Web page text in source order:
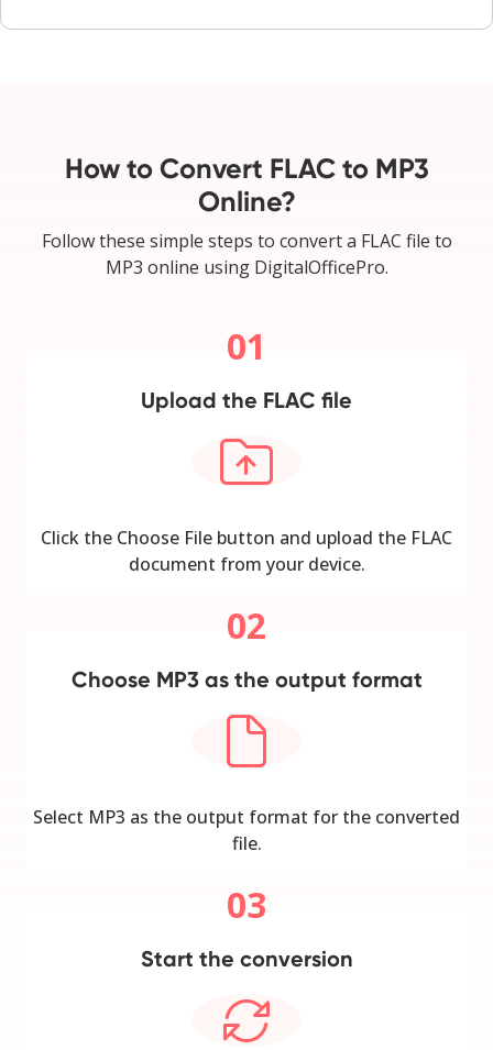
How to Convert FLAC to MP3
Online?
Follow these simple steps to convert a FLAC file to
MP3 online using DigitalOfficePro.
01
Upload the FLAC file
Click the Choose File button and upload the FLAC
document from your device.
02
Choose MP3 as the output format
Select MP3 as the output format for the converted
file.
03
Start the conversion